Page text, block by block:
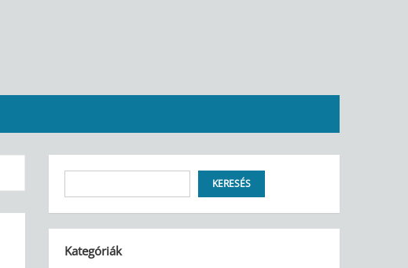
KERESÉS
Kategóriák